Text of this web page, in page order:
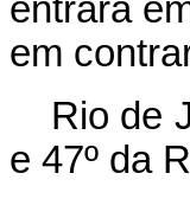
entrará
em
Rio de
e 47º da